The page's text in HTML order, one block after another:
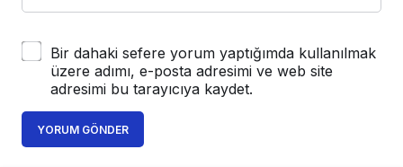
Bir dahaki sefere yorum yaptığımda kullanılmak
üzere adımı, e-posta adresimi ve web site
adresimi bu tarayıcıya kaydet.
YORUM GÖNDER